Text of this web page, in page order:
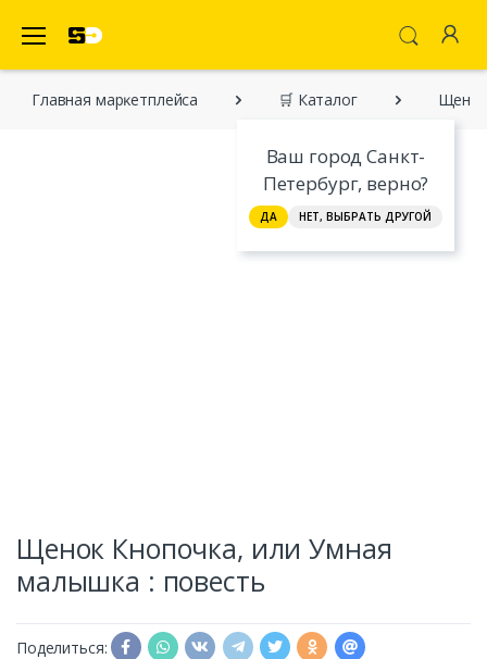
Ваш город Санкт-
Петербург, верно?
ДА НЕТ, ВЫБРАТЬ ДРУГОЙ
Главная марĸетплейса 🛒 Каталог
Щенок Кнопочка, или Умная
малышка : повесть
Поделиться: